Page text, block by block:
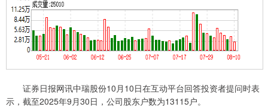
证券日报网讯中瑞股份10月10日在互动平台回答投资者提问时表
示，截至2025年9月30日，公司股东户数为13115户。